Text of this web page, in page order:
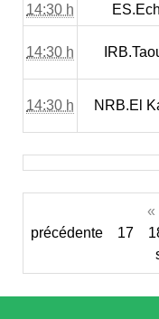
14:30 h
14:30 h
14:30 h NRB.El
«
précédente
17